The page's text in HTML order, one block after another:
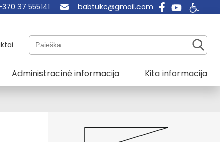
37 555141 babtukc@gmail.com
Paieška:
Administracinė informacija Kita informacija